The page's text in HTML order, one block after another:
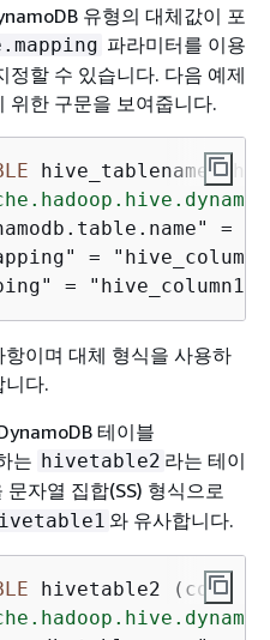
유형의 대체값이 포
파라미터를 이용
정할 수 있습니다. 다음 예제
위한 구문을 보여줍니다.
hive_tablename
=
=
=
이며 대체 형식을 사용하
니다.
테이블
는 hivetable2 라는 테이
문자열 집합(SS) 형식으로
와 유사합니다.
hivetable2 (col1